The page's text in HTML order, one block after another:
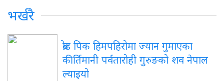
भर्खरै
ब्रोड पिक हिमपहिरोमा ज्यान गुमाएका
कीर्तिमानी पर्वतारोही गुरुङको शव नेपाल
ल्याइयो